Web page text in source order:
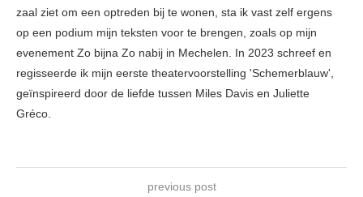
zaal ziet om een optreden bij te wonen, sta ik vast zelf ergens
op een podium mijn teksten voor te brengen, zoals op mijn
evenement Zo bijna Zo nabij in Mechelen. In 2023 schreef en
regisseerde ik mijn eerste theatervoorstelling 'Schemerblauw',
geïnspireerd door de liefde tussen Miles Davis en Juliette
Gréco.
previous post